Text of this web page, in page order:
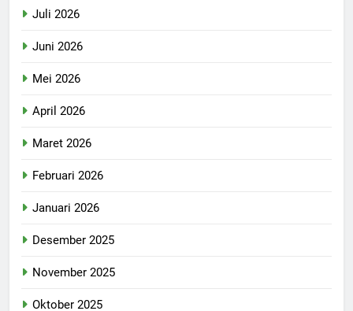
Juli 2026
Juni 2026
Mei 2026
April 2026
Maret 2026
Februari 2026
Januari 2026
Desember 2025
November 2025
Oktober 2025